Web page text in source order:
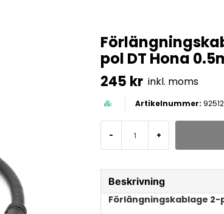
pol DT Hona
245 kr inkl. moms
- +
Beskrivning
Förlängningskablage 2-